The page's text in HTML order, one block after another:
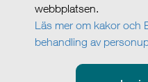
webbplatsen.
Läs mer om kakor och
behandling av